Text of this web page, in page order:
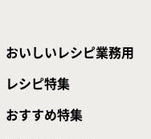
おいしいレシピ業務用
レシピ特集
おすすめ特集